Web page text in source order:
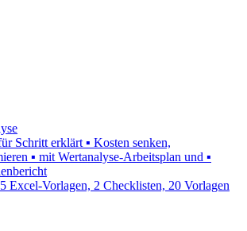
Schritt erklärt ▪ Kosten senken,
▪ mit Wertanalyse-Arbeitsplan und ▪
Excel-Vorlagen, 2 Checklisten, 20 Vorlagen